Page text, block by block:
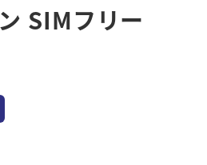
SIMフリー